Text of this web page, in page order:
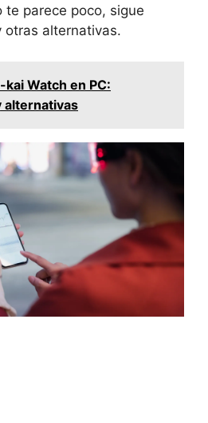
te parece poco, sigue
otras alternativas.
Watch en PC:
alternativas